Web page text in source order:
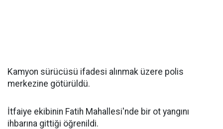
Kamyon sürücüsü ifadesi alınmak üzere polis
merkezine götürüldü.
İtfaiye ekibinin Fatih Mahallesi'nde bir ot yangını
ihbarına gittiği öğrenildi.